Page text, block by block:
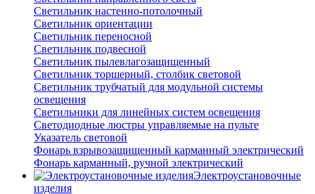
Светильник настенно-потолочный
Светильник ориентации
Светильник переносной
Светильник подвесной
Светильник пылевлагозащищенный
Светильник торшерный, столбик световой
Светильник трубчатый для модульной системы
освещения
Светильники для линейных систем освещения
Светодиодные люстры управляемые на пульте
Указатель световой
Фонарь взрывозащищенный карманный электрический
Фонарь карманный, ручной электрический
Электроустановочные
изделия